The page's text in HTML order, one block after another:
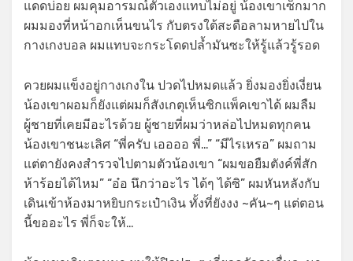
แดดบ่อย ผมคุมอารมณ์ตัวเองแทบไม่อยู่ น้องเขาเซ็กมาก
ผมมองที่หน้าอกเห็นขนไร กับตรงใต้สะดือลามหายไปใน
กางเกงบอล ผมแทบจะกระโดดปล้ำมันซะให้รู้แล้วรู้รอด
ควยผมแข็งอยู่กางเกงใน ปวดไปหมดแล้ว ยิ่งมองยิ่งเงี่ยน
น้องเขาผอมก็ยังแต่ผมก็สังเกตุเห็นซิกแพ็คเขาได้ ผมลืม
ผู้ชายที่เคยมีอะไรด้วย ผู้ชายที่ผมว่าหล่อไปหมดทุกคน
น้องเขาชนะเลิศ “พี่ครับ เออออ พี่…” “มีไรเหรอ” ผมถาม
แต่ตายังคงสำรวจไปตามตัวน้องเขา “ผมขอยืมตังค์พี่สัก
ห้าร้อยได้ไหม” “อ๋อ นึกว่าอะไร ได้ๆ ได้ซิ” ผมหันหลังกับ
เดินเข้าห้องมาหยิบกระเป๋าเงิน ทั้งที่ยังงง ~คัน~ๆ แต่ตอน
นี้ขออะไร พี่ก็จะให้…